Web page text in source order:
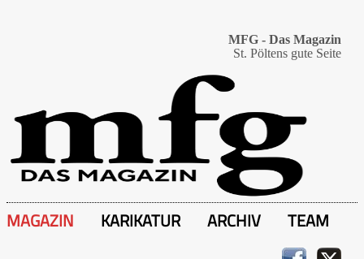
MFG - Das Magazin
St. Pöltens gute Seite
MAGAZIN KARIKATUR ARCHIV TEAM